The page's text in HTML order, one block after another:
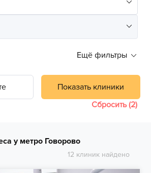
Ещё фильтры
Показать клиники
Сбросить (2)
у метро Говорово
12 клиник найдено